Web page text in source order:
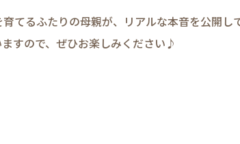
てるふたりの母親が、リアルな本音を公開し
すので、ぜひお楽しみください♪